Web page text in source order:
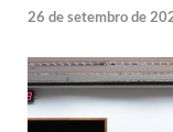
26 de setembro de